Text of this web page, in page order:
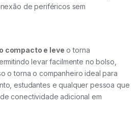
de periféricos sem
compacto e leve o torna
levar facilmente no bolso,
o torna o companheiro ideal para
estudantes e qualquer pessoa que
conectividade adicional em